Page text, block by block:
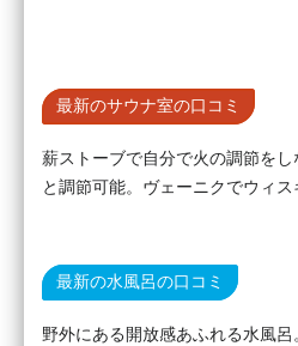
最新のサウナ室の口コミ
薪ストーブで自分で火の調節を
と調節可能。ヴェーニクでウィス
最新の水風呂の口コミ
野外にある開放感あふれる水風